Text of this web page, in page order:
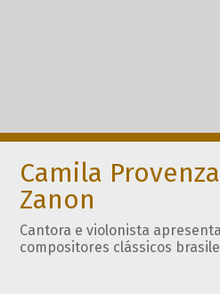
Camila
Zanon
Cantora e violonista
compositores clássicos